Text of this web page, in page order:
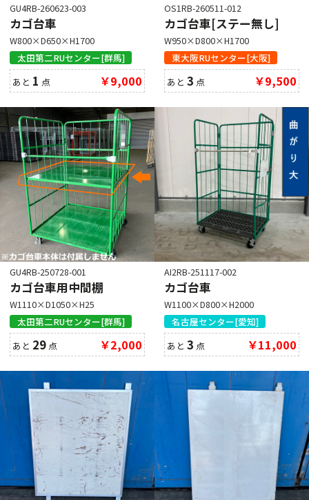
GU4RB-260623-003
カゴ台車
W800×D650×H1700
太田第二RUセンター[群馬]
あと 1 点 ￥9,000
OS1RB-260511-012
カゴ台車[ステー無し]
W950×D800×H1700
東大阪RUセンター[大阪]
あと3 点 ￥9,500
GU4RB-250728-001
カゴ台車用中間棚
W1110×D1050×H25
太田第二RUセンター[群馬]
あと 29 点 ￥2,000
AI2RB-251117-002
カゴ台車
W1100×D800×H2000
名古屋センター[愛知]
あと3 点 ￥11,000